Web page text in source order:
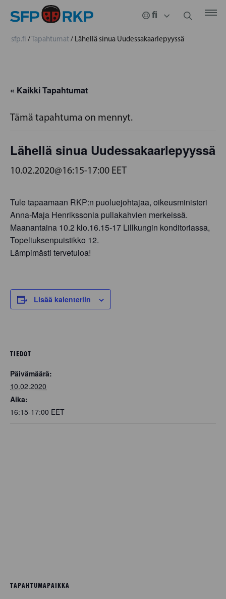
sfp.fi /Tapahtumat/ Lähellä sinua Uudessakaarlepyyssä
« Kaikki Tapahtumat
Tämä tapahtuma on mennyt.
Lähellä sinua Uudessakaarlepyyssä
10.02.2020@16:15-17:00 EET
Tule tapaamaan RKP:n puoluejohtajaa, oikeusministeri
Anna-Maja Henrikssonia pullakahvien merkeissä.
Maanantaina 10.2 klo.16.15-17 Lillkungin konditoriassa,
Topeliuksenpuistikko 12.
Lämpimästi tervetuloa!
Lisää kalenteriin
TIEDOT
Päivämäärä:
10.02.2020
Aika:
16:15-17:00 EET
TAPAHTUMAPAIKKA